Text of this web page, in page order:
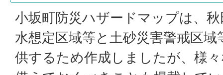
小坂町防災ハザードマップは、
水想定区域等と土砂災害警戒区
供するため作成しましたが、様